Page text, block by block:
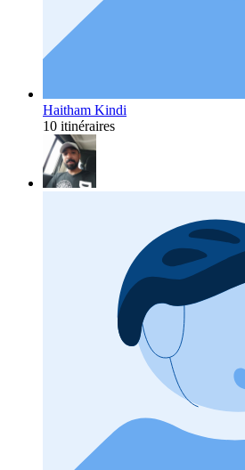
Haitham Kindi
10 itinéraires